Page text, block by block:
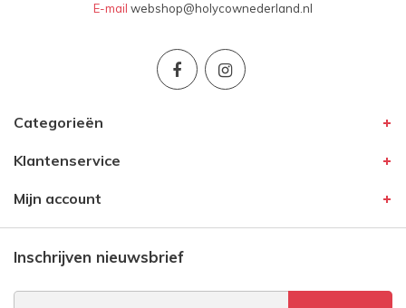
E-mail webshop@holycownederland.nl
Categorieën
Klantenservice
Mijn account
Inschrijven nieuwsbrief